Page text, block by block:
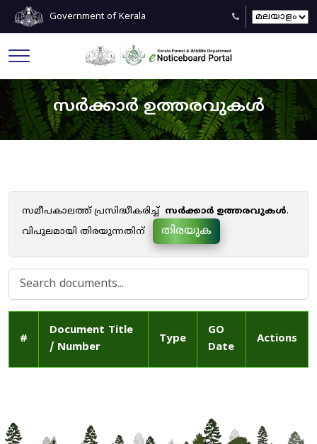
Government of Kerala
സർക്കാർ ഉത്തരവുകൾ
സമീപകാലത്ത് പ്രസിദ്ധീകരിച്ച് സർക്കാർ ഉത്തരവുകൾ.
വിപുലമായി തിരയുന്നതിന്
തിരയുക
#
Document Title
/ Number
Type
GO
Date
Actions